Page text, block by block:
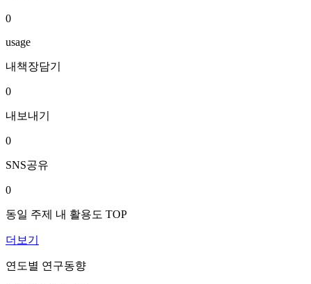
0
usage
내책장담기
0
내보내기
0
SNS공유
0
동일 주제 내 활용도 TOP
더보기
연도별 연구동향